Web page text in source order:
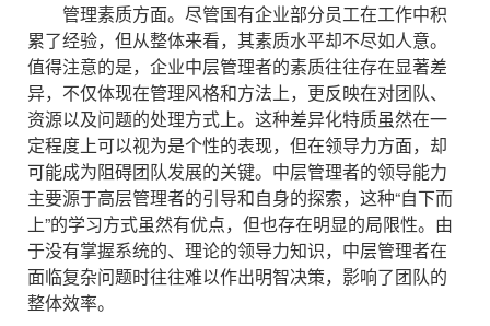
管理素质方面。尽管国有企业部分员工在工作中积
累了经验，但从整体来看，其素质水平却不尽如人意。
值得注意的是，企业中层管理者的素质往往存在显著差
异，不仅体现在管理风格和方法上，更反映在对团队、
资源以及问题的处理方式上。这种差异化特质虽然在一
定程度上可以视为是个性的表现，但在领导力方面，却
可能成为阻碍团队发展的关键。中层管理者的领导能力
主要源于高层管理者的引导和自身的探索，这种“自下而
上”的学习方式虽然有优点，但也存在明显的局限性。由
于没有掌握系统的、理论的领导力知识，中层管理者在
面临复杂问题时往往难以作出明智决策，影响了团队的
整体效率。